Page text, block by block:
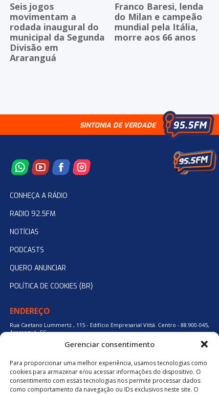
Gerenciar consentimento
Para proporcionar uma melhor experiência, usamos tecnologias como
cookies para armazenar e/ou acessar informações do dispositivo. O
consentimento com essas tecnologias nos permite processar dados
como comportamento da navegação ou IDs exclusivos neste site. O
Seis jogos
movimentam a
rodada inaugural do
municipal da Segunda
Divisão em
Araranguá
Franco Baresi, lenda
do Milan e campeão
mundial pela Itália,
morre aos 66 anos
SINTONIA DE VERDADE
CONHEÇA A RÁDIO
RADIO 92.5FM
NOTÍCIAS
PODCASTS
QUERO ANUNCIAR
POLÍTICA DE COOKIES (BR)
ENDEREÇO
Rua Caetano Lummertz , 115 - Edifício Empresarial Vittá. Centro - 88.900-045,
Araranguá, SC.
48 3524-0137